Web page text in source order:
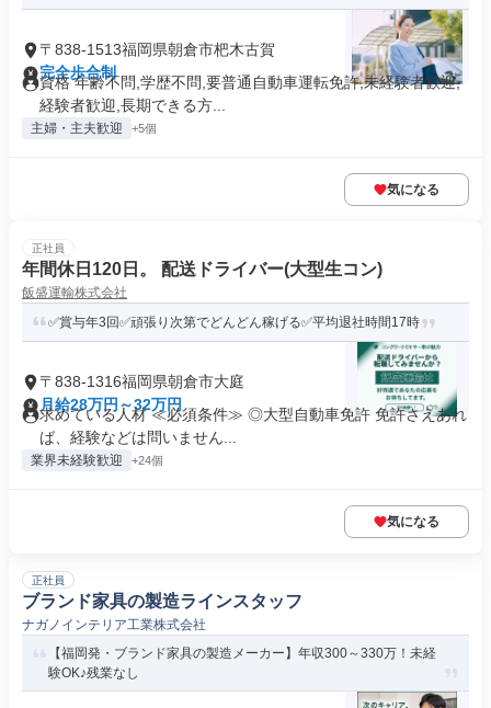
〒838-1513福岡県朝倉市杷木古賀
完全歩合制
資格 年齢不問,学歴不問,要普通自動車運転免許,未経験者歓迎,
経験者歓迎,長期できる方...
主婦・主夫歓迎 +5個
気になる
正社員
年間休日120日。 配送ドライバー(大型生コン)
飯盛運輸株式会社
✅賞与年3回✅頑張り次第でどんどん稼げる✅平均退社時間17時
〒838-1316福岡県朝倉市大庭
月給28万円～32万円
求めている人材 ≪必須条件≫ ◎大型自動車免許 免許さえあれ
ば、経験などは問いません...
業界未経験歓迎 +24個
気になる
正社員
ブランド家具の製造ラインスタッフ
ナガノインテリア工業株式会社
【福岡発・ブランド家具の製造メーカー】年収300～330万！未経
験OK♪残業なし